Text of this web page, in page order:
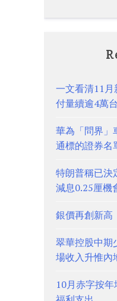
一文看清11
付量續逾4萬
華為「問界」
通標的證券名
特朗普稱已
減息0.25厘機
銀價再創新
翠華控股中
場收入升惟內
10月赤字按